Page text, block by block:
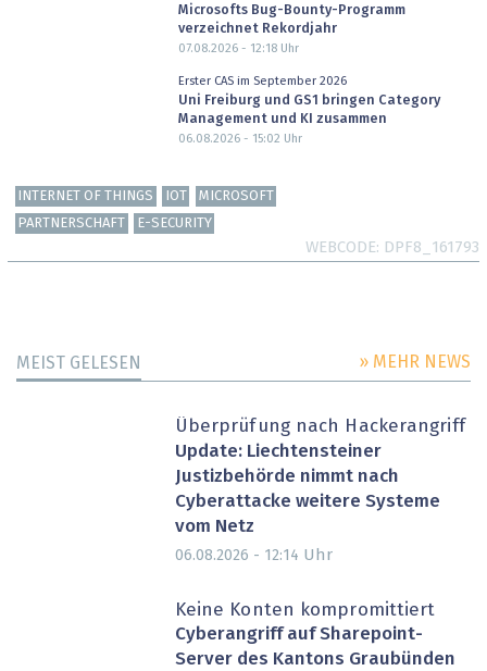
Microsofts Bug-Bounty-Programm
verzeichnet Rekordjahr
07.08.2026 - 12:18Uhr
Erster CAS im September 2026
Uni Freiburg und GS1 bringen Category
Management und KI zusammen
06.08.2026 - 15:02 Uhr
INTERNET OF THINGS IOT
MICROSOFT
PARTNERSCHAFT
E-SECURITY
WEBCODE DPF8_161793
MEIST GELESEN » MEHR NEWS
Überprüfung nach Hackerangriff
Update: Liechtensteiner
Justizbehörde nimmt nach
Cyberattacke weitere Systeme
vom Netz
06.08.2026 - 12:14 Uhr
Keine Konten kompromittiert
Cyberangriff auf Sharepoint-
Server des Kantons Graubünden